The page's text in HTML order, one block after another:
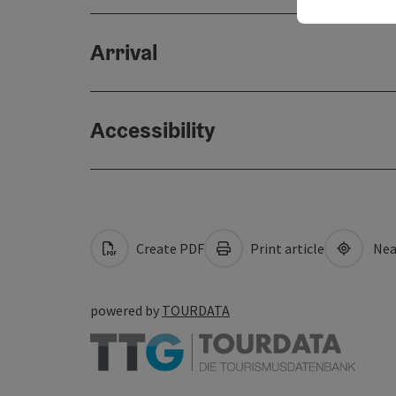
Arrival
Accessibility
Create PDF Print article
powered by TOURDATA